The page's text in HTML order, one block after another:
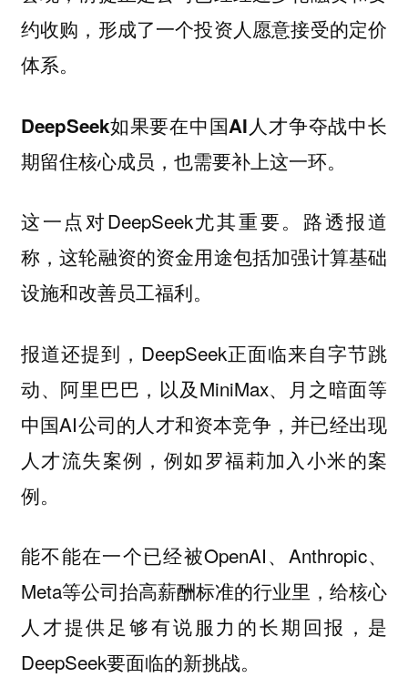
约收购，形成了一个投资人愿意接受的定价
体系。
DeepSeek如果要在中国AI人才争夺战中长
期留住核心成员，也需要补上这一环。
这一点对DeepSeek尤其重要。路透报道
称，这轮融资的资金用途包括加强计算基础
设施和改善员工福利。
报道还提到，DeepSeek正面临来自字节跳
动、阿里巴巴，以及MiniMax、月之暗面等
中国AI公司的人才和资本竞争，并已经出现
人才流失案例，例如罗福莉加入小米的案
例。
能不能在一个已经被OpenAI、Anthropic、
Meta等公司抬高薪酬标准的行业里，给核心
人才提供足够有说服力的长期回报，是
DeepSeek要面临的新挑战。